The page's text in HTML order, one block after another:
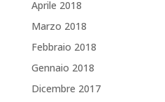
Aprile 2018
Marzo 2018
Febbraio 2018
Gennaio 2018
Dicembre 2017